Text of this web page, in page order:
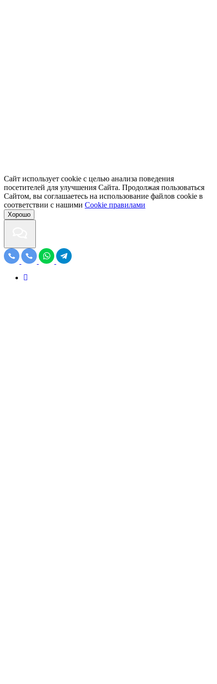
Сайт использует cookie с целью анализа поведения
посетителей для улучшения Сайта. Продолжая пользоваться
Сайтом, вы соглашаетесь на использование файлов cookie в
соответствии с нашими Cookiе правилами
Хорошо